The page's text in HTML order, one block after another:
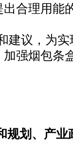
合理用能
建议，为
强烟包条
规划、产